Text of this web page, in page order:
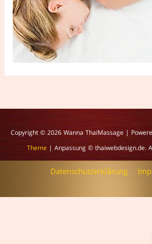
Copyright © 2026Wanna ThaiMassage |
Theme| Anpassung © thaiwebdesign.de.
Datenschutzerklärung